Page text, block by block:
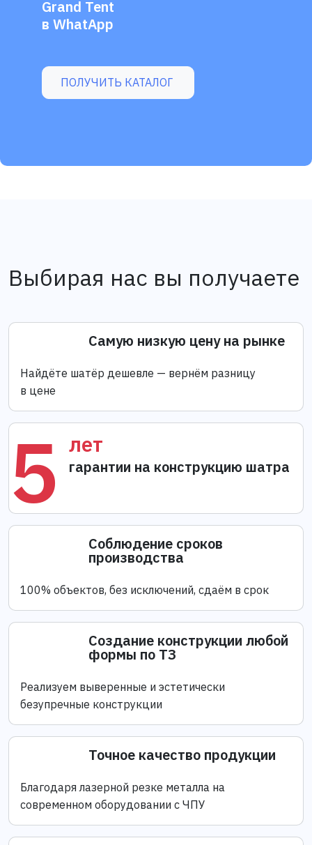
Grand Tent
в WhatApp
ПОЛУЧИТЬ КАТАЛОГ
Выбирая нас вы получаете
Самую низкую цену на рынке
Найдёте шатёр дешевле — вернём разницу
в цене
5 лет
гарантии на конструкцию шатра
Соблюдение сроков
производства
100% объектов, без исключений, сдаём в срок
Создание конструкции любой
формы по ТЗ
Реализуем выверенные и эстетически
безупречные конструкции
Точное качество продукции
Благодаря лазерной резке металла на
современном оборудовании с ЧПУ